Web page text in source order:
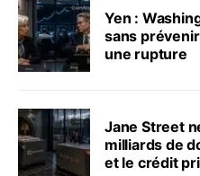
Yen :
sans
une rupture
Jane Street
milliards de
et le crédit